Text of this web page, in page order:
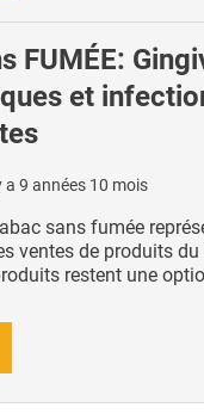
FUMÉE:
et
a 9 années 10 mois
sans fumée
ventes de produits
restent une